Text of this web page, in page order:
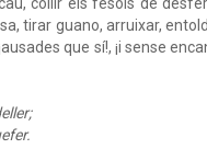
tirar guano, arruixar,
que sí!, ¡i sense